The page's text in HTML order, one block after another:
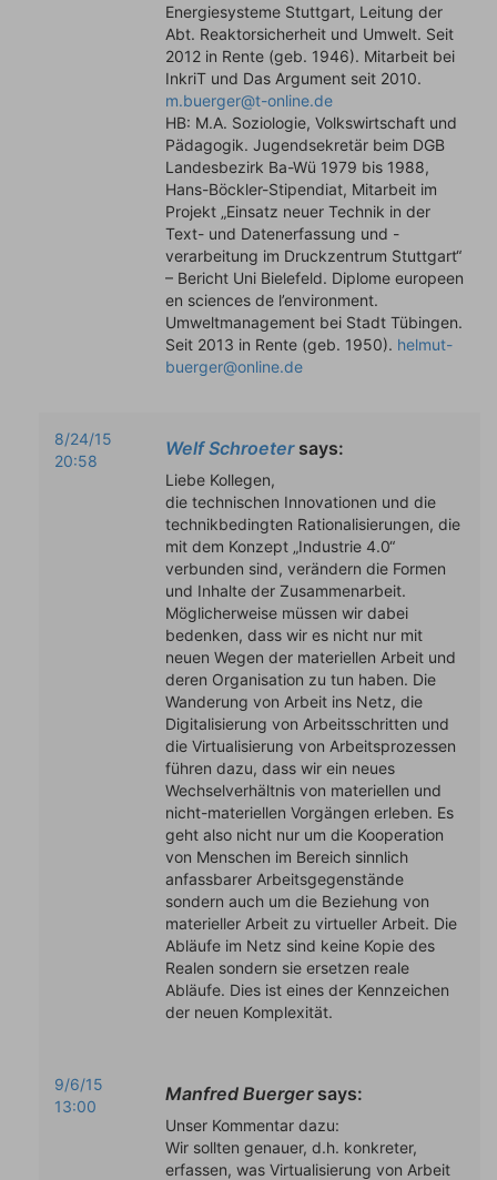
Energiesysteme Stuttgart, Leitung der
Abt. Reaktorsicherheit und Umwelt. Seit
2012 in Rente (geb. 1946). Mitarbeit bei
InkriT und Das Argument seit 2010.
m.buerger@t-online.de
HB: M.A. Soziologie, Volkswirtschaft und
Pädagogik. Jugendsekretär beim DGB
Landesbezirk Ba-Wü 1979 bis 1988,
Hans-Böckler-Stipendiat, Mitarbeit im
Projekt „Einsatz neuer Technik in der
Text- und Datenerfassung und -
verarbeitung im Druckzentrum Stuttgart“
– Bericht Uni Bielefeld. Diplome europeen
en sciences de l’environment.
Umweltmanagement bei Stadt Tübingen.
Seit 2013 in Rente (geb. 1950). helmut-
buerger@online.de
8/24/15
20:58
Welf Schroeter says:
Liebe Kollegen,
die technischen Innovationen und die
technikbedingten Rationalisierungen, die
mit dem Konzept „Industrie 4.0“
verbunden sind, verändern die Formen
und Inhalte der Zusammenarbeit.
Möglicherweise müssen wir dabei
bedenken, dass wir es nicht nur mit
neuen Wegen der materiellen Arbeit und
deren Organisation zu tun haben. Die
Wanderung von Arbeit ins Netz, die
Digitalisierung von Arbeitsschritten und
die Virtualisierung von Arbeitsprozessen
führen dazu, dass wir ein neues
Wechselverhältnis von materiellen und
nicht-materiellen Vorgängen erleben. Es
geht also nicht nur um die Kooperation
von Menschen im Bereich sinnlich
anfassbarer Arbeitsgegenstände
sondern auch um die Beziehung von
materieller Arbeit zu virtueller Arbeit. Die
Abläufe im Netz sind keine Kopie des
Realen sondern sie ersetzen reale
Abläufe. Dies ist eines der Kennzeichen
der neuen Komplexität.
9/6/15
13:00
Manfred Buerger says:
Unser Kommentar dazu:
Wir sollten genauer, d.h. konkreter,
erfassen, was Virtualisierung von Arbeit